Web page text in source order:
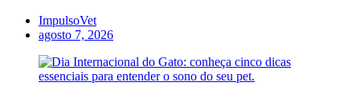
ImpulsoVet
agosto 7, 2026